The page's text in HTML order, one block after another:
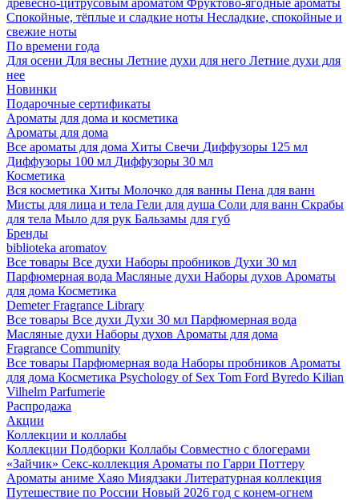
древесно-цитрусовым ароматом Фруктово-ягодные ароматы
Спокойные, тёплые и сладкие ноты Несладкие, спокойные и
свежие ноты
По времени года
Для осени Для весны Летние духи для него Летние духи для
нее
Новинки
Подарочные сертификаты
Ароматы для дома и косметика
Ароматы для дома
Все ароматы для дома Хиты Свечи Диффузоры 125 мл
Диффузоры 100 мл Диффузоры 30 мл
Косметика
Вся косметика Хиты Молочко для ванны Пена для ванн
Мисты для лица и тела Гели для душа Соли для ванн Скрабы
для тела Мыло для рук Бальзамы для губ
Бренды
biblioteka aromatov
Все товары Все духи Наборы пробников Духи 30 мл
Парфюмерная вода Масляные духи Наборы духов Ароматы
для дома Косметика
Demeter Fragrance Library
Все товары Все духи Духи 30 мл Парфюмерная вода
Масляные духи Наборы духов Ароматы для дома
Fragrance Community
Все товары Парфюмерная вода Наборы пробников Ароматы
для дома Косметика Psychology of Sex Tom Ford Byredo Kilian
Vilhelm Parfumerie
Распродажа
Акции
Коллекции и коллабы
Коллекции Подборки Коллабы Совместно с блогерами
«Зайчик» Секс-коллекция Ароматы по Гарри Поттеру
Ароматы аниме Хаяо Миядзаки Литературная коллекция
Путешествие по России Новый 2026 год с конем-огнем